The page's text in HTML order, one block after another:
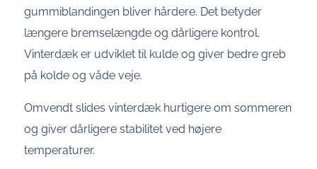
gummiblandingen bliver hårdere. Det betyder
længere bremselængde og dårligere kontrol.
Vinterdæk er udviklet til kulde og giver bedre greb
på kolde og våde veje.
Omvendt slides vinterdæk hurtigere om sommeren
og giver dårligere stabilitet ved højere
temperaturer.